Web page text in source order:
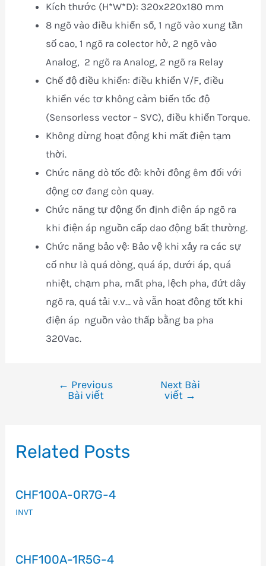
Kích thước (H*W*D): 320x220x180 mm
8 ngõ vào điều khiển số, 1 ngõ vào xung tần
số cao, 1 ngõ ra colector hở, 2 ngõ vào
Analog, 2 ngõ ra Analog, 2 ngõ ra Relay
Chế độ điều khiển: điều khiển V/F, điều
khiển véc tơ không cảm biến tốc độ
(Sensorless vector – SVC), điều khiển Torque.
Không dừng hoạt động khi mất điện tạm
thời.
Chức năng dò tốc độ: khởi động êm đối với
động cơ đang còn quay.
Chức năng tự động ổn định điện áp ngõ ra
khi điện áp nguồn cấp dao động bất thường.
Chức năng bảo vệ: Bảo vệ khi xảy ra các sự
cố như là quá dòng, quá áp, dưới áp, quá
nhiệt, chạm pha, mất pha, lệch pha, đứt dây
ngõ ra, quá tải v.v… và vẫn hoạt động tốt khi
điện áp nguồn vào thấp bằng ba pha
320Vac.
viết
← Previous
Bài viết
Next Bài
viết →
Related Posts
CHF100A-0R7G-4
INVT
CHF100A-1R5G-4